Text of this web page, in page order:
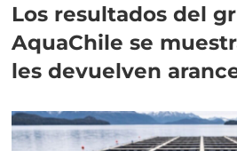
Los resultados del
AquaChile se
les devuelven